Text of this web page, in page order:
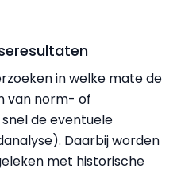
in welke mate de
van norm- of
de eventuele
Daarbij worden
met historische